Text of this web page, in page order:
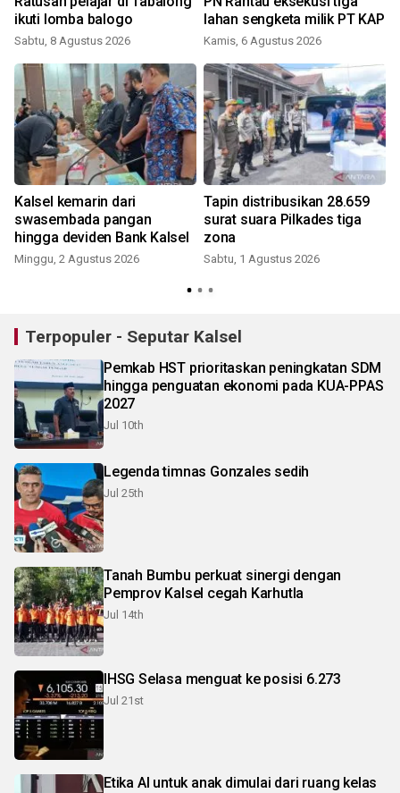
ikuti lomba balogo
Sabtu, 8 Agustus 2026
lahan sengketa milik PT KAP
Kamis, 6 Agustus 2026
Kalsel kemarin dari
swasembada pangan
hingga deviden Bank Kalsel
Minggu, 2 Agustus 2026
Tapin distribusikan 28.659
surat suara Pilkades tiga
zona
Sabtu, 1 Agustus 2026
Terpopuler - Seputar Kalsel
Pemkab HST prioritaskan peningkatan SDM
hingga penguatan ekonomi pada KUA-PPAS
2027
Jul 10th
Legenda timnas Gonzales sedih
Jul 25th
Tanah Bumbu perkuat sinergi dengan
Pemprov Kalsel cegah Karhutla
Jul 14th
IHSG Selasa menguat ke posisi 6.273
Jul 21st
Etika AI untuk anak dimulai dari ruang kelas